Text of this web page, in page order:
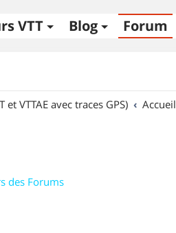
VTT Blog Forum
et VTTAE avec traces GPS)
des Forums